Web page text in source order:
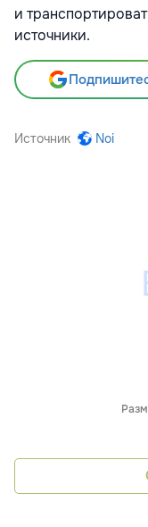
и
источники.
Источник Noi